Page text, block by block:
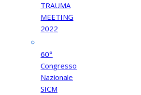
TRAUMA
MEETING
2022
60°
Congresso
Nazionale
SICM